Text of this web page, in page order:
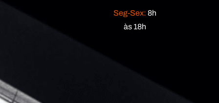
Seg-Sex: 8h
às 18h